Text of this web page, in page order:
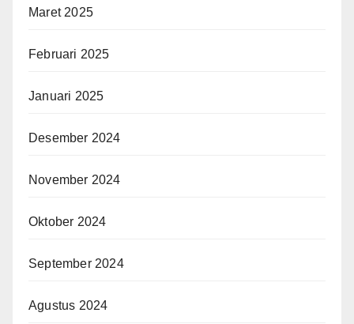
Maret 2025
Februari 2025
Januari 2025
Desember 2024
November 2024
Oktober 2024
September 2024
Agustus 2024